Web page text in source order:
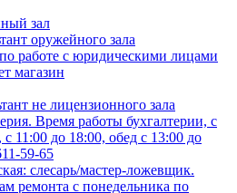
зал
оружейного зала
работе с юридическими лицами
магазин
не лицензионного зала
Время работы бухгалтерии, с
11:00 до 18:00, обед с 13:00 до
59-65
слесарь/мастер-ложевщик.
ремонта с понедельника по